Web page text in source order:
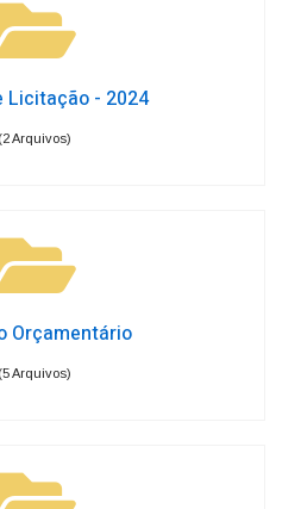
Licitação - 2024
(2 Arquivos)
Orçamentário
(5 Arquivos)